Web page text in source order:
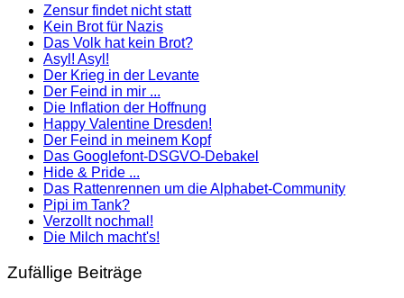
Zensur findet nicht statt
Kein Brot für Nazis
Das Volk hat kein Brot?
Asyl! Asyl!
Der Krieg in der Levante
Der Feind in mir ...
Die Inflation der Hoffnung
Happy Valentine Dresden!
Der Feind in meinem Kopf
Das Googlefont-DSGVO-Debakel
Hide & Pride ...
Das Rattenrennen um die Alphabet-Community
Pipi im Tank?
Verzollt nochmal!
Die Milch macht's!
Zufällige Beiträge